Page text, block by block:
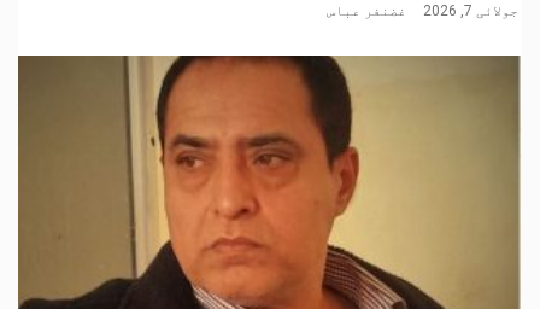
جولائی 7, 2026 غضنفر عباس